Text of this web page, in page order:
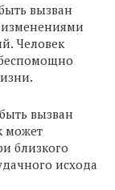
вызван
изменениями
Человек
вызван
может
близкого
исхода